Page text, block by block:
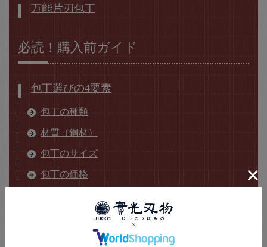
万能片刃包丁
必読！購入前ガイド
包丁選びの4要素
包丁の種類
材質（鋼材）
包丁のサイズ
包丁の価格
その他の情報